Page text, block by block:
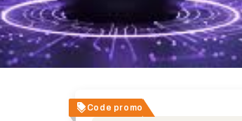
Code promo